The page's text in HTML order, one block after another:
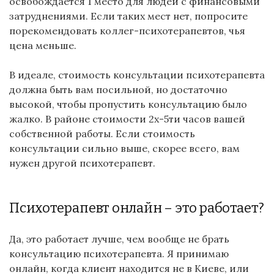
затруднениями. Если таких мест нет, попросите
порекомендовать коллег-психотерапевтов, чья
цена меньше.
В идеале, стоимость консультации психотерапевта
должна быть вам посильной, но достаточно
высокой, чтобы пропустить консультацию было
жалко. В районе стоимости 2х-5ти часов вашей
собственной работы. Если стоимость
консультации сильно выше, скорее всего, вам
нужен другой психотерапевт.
Психотерапевт онлайн – это работает?
Да, это работает лучше, чем вообще не брать
консультацию психотерапевта. Я принимаю
онлайн, когда клиент находится не в Киеве, или